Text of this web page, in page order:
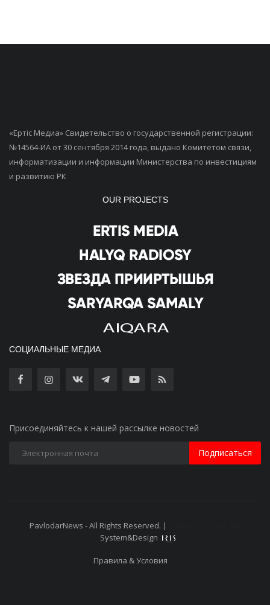
«Ертiс Медиа» Свидетельство о государственной регистрации:
№14564-ИА от 30 сентября 2014 года, выдано Комитетом связи,
информатизации и информации Министерства по инвестициям
и развитию РК
OUR PROJECTS
СОЦИАЛЬНЫЕ МЕДИА
Присоединяйтесь к нашей рассылке новостей
Подписаться
PavlodarNews - All Rights Reserved. |
System&Design
Правила & Условия